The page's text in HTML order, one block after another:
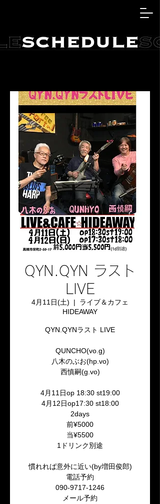
QYN.QYN ラスト
LIVE
4月11日(土)
  |
ライブ＆カフェ
HIDEAWAY
QYN.QYNラスト LIVE
QUNCHO(vo.g)
八木のぶお(hp.vo)
西慎嗣(g.vo)
4月11日op 18:30 st19:00
4月12日op17:30 st18:00
2days
前¥5000
当¥5500
1ドリンク別途
慣れれば意外に近い(by増田俊郎)
電話予約
090-9717-1246
メール予約